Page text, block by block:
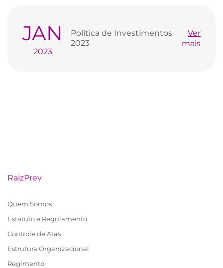
JAN
2023
Política de Investimentos
2023
Ver
mais
RaizPrev
Quem Somos
Estatuto e Regulamento
Controle de Atas
Estrutura Organizacional
Regimento